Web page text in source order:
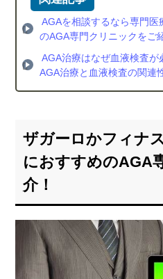
AGAを相談するなら専門
のAGA専門クリニックをご
AGA治療はなぜ血液検査が
AGA治療と血液検査の関連
ザガーロかフィナ
におすすめのAGA
介！